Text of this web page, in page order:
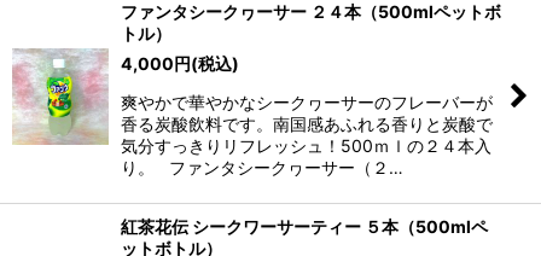
ファンタシークヮーサー ２４本（500mlペットボ
トル）
4,000 円(税込)
爽やかで華やかなシークヮーサーのフレーバーが
香る炭酸飲料です。南国感あふれる香りと炭酸で
気分すっきりリフレッシュ！500ｍｌの２４本入
り。 ファンタシークヮーサー（２…
紅茶花伝 シークワーサーティー ５本（500mlペ
ットボトル）